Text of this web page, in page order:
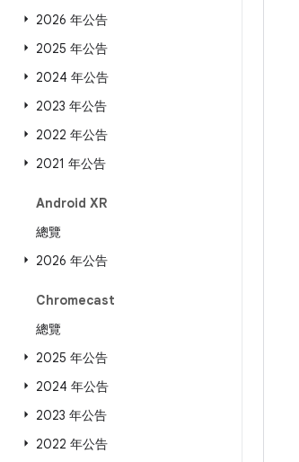
2026 年公告
2025 年公告
2024 年公告
2023 年公告
2022 年公告
2021 年公告
Android XR
總覽
2026 年公告
Chromecast
總覽
2025 年公告
2024 年公告
2023 年公告
2022 年公告